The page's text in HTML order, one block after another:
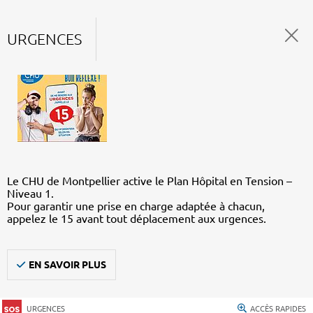
URGENCES
Le CHU de Montpellier active le Plan Hôpital en Tension –
Niveau 1.
Pour garantir une prise en charge adaptée à chacun,
appelez le 15 avant tout déplacement aux urgences.
EN SAVOIR PLUS
URGENCES ACCÈS RAPIDES